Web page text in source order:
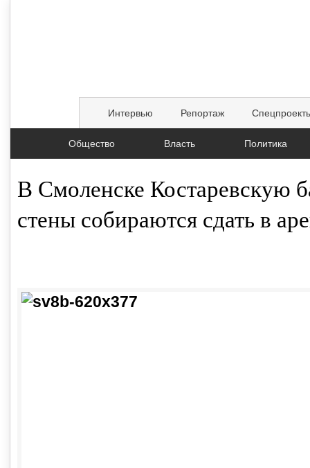
Интервью Репортаж
Общество Власть Политика
В Смоленске Костаревскую
стены собираются сдать в